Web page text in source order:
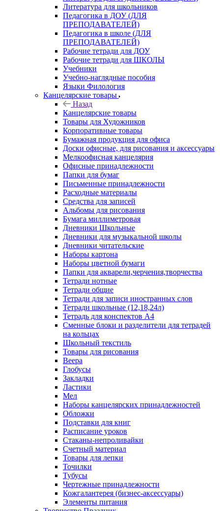
Литература для школьников
Педагогика в ДОУ (ДЛЯ
ПРЕПОДАВАТЕЛЕЙ)
Педагогика в школе (ДЛЯ
ПРЕПОДАВАТЕЛЕЙ)
Рабочие тетради для ДОУ
Рабочие тетради для ШКОЛЫ
Учебники
Учебно-наглядные пособия
Языки Филология
Канцелярские товары
Назад
Канцелярские товары
Товары для Художников
Корпоративные товары
Бумажная продукция для офиса
Доски офисные, для рисования и аксессуары
Мелкоофисная канцелярия
Офисные принадлежности
Папки для бумаг
Письменные принадлежности
Расходные материалы
Средства для записей
Альбомы для рисования
Бумага миллиметровая
Дневники Школьные
Дневники для музыкальной школы
Дневники читательские
Наборы картона
Наборы цветной бумаги
Папки для акварели,черчения,творчества
Тетради нотные
Тетради общие
Тетради для записи иностранных слов
Тетради школьные (12,18,24л)
Тетрадь для конспектов А4
Сменные блоки и разделители для тетрадей
на кольцах
Школьный текстиль
Товары для рисования
Веера
Глобусы
Закладки
Ластики
Мел
Наборы канцелярских принадлежностей
Обложки
Подставки для книг
Расписание уроков
Стаканы-непроливайки
Счетный материал
Товары для лепки
Точилки
Тубусы
Чертежные принадлежности
Кожгалантерея (бизнес-аксессуары)
Элементы питания